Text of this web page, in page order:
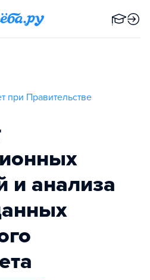
при Правительстве
и анализа